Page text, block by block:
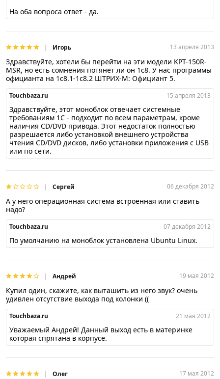
На оба вопроса ответ - да.
Игорь 13 апреля 2013
Здравствуйте, хотели бы перейти на эти модели KPT-150R-
MSR, но есть сомнения потянет ли он 1с8. У нас программы
официанта на 1с8.1-1с8.2 ШТРИХ-М: Официант 5.
Touchbaza.ru 15 апреля 2013
Здравствуйте, этот моноблок отвечает системные
требованиям 1С - подходит по всем параметрам, кроме
наличия CD/DVD привода. Этот недостаток полностью
разрешается либо установкой внешнего устройства
чтения CD/DVD дисков, либо установки приложения с USB
или по сети.
Сергей 06 декабря 2012
А у него операционная система встроенная или ставить
надо?
Touchbaza.ru 07 декабря 2012
По умолчанию на моноблок установлена Ubuntu Linux.
Андрей 19 мая 2012
Купил один, скажите, как выташить из него звук? очень
удивлен отсутствие выхода под колонки ((
Touchbaza.ru 21 мая 2012
Уважаемый Андрей! Данный выход есть в материнке
которая спрятана в корпусе.
Олег 17 мая 2012